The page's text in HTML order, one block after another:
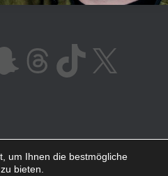
SNAPCHAT THREADS TIKTOK
SPOTIFY YOUTUBE
um Ihnen die bestmögliche
bieten.